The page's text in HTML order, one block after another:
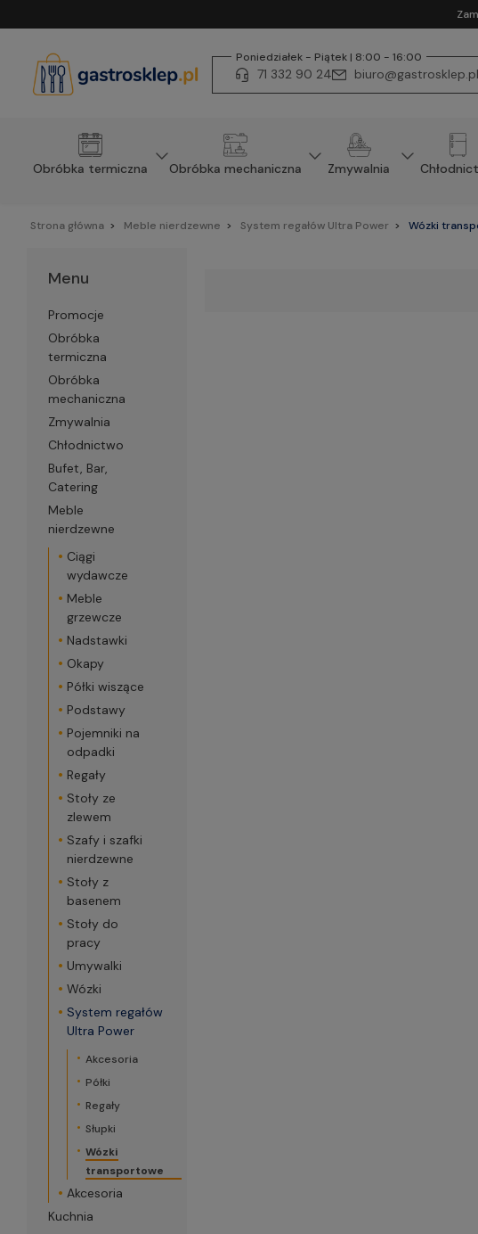
Poniedziałek - Piątek | 8:00 - 16:00
71 332 90 24 biuro@gastrosklep.pl
Obróbka termiczna Obróbka mechaniczna Zmywalnia
Strona główna Meble nierdzewne System regałów Ultra Power Wózki
Menu
Promocje
Obróbka
termiczna
Obróbka
mechaniczna
Zmywalnia
Chłodnictwo
Bufet, Bar,
Catering
Meble
nierdzewne
Ciągi
wydawcze
Meble
grzewcze
Nadstawki
Okapy
Półki wiszące
Podstawy
Pojemniki na
odpadki
Regały
Stoły ze
zlewem
Szafy i szafki
nierdzewne
Stoły z
basenem
Stoły do
pracy
Umywalki
Wózki
System regałów
Ultra Power
Akcesoria
Półki
Regały
Słupki
Wózki
transportowe
Akcesoria
Kuchnia